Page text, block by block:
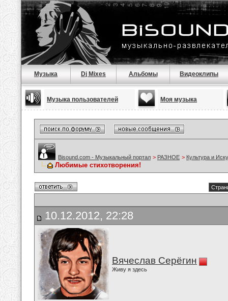
Музыка Dj Mixes Альбомы Видеоклипы
Музыка пользователей Моя музыка
Bisound.com - Музыкальный портал > РАЗНОЕ > Культура и
Любимые стихотворения!
10.12.2012, 22:28
Вячеслав Серёгин
Живу я здесь